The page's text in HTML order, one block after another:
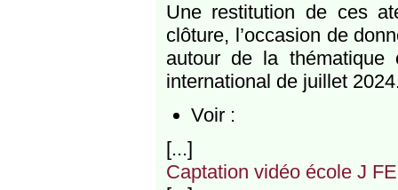
Une restitution de ces
clôture, l’occasion de
autour de la thématique
international de juillet
Voir :
[...]
Captation vidéo école J